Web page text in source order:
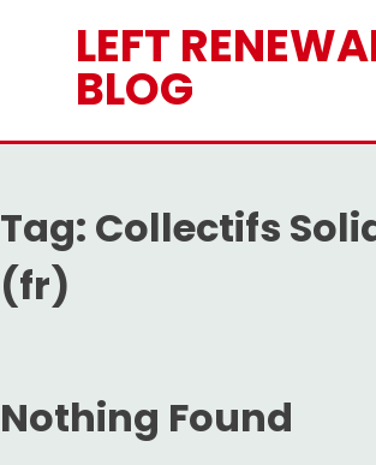
LEFT
BLOG
Tag: Collectifs
(fr)
Nothing Found